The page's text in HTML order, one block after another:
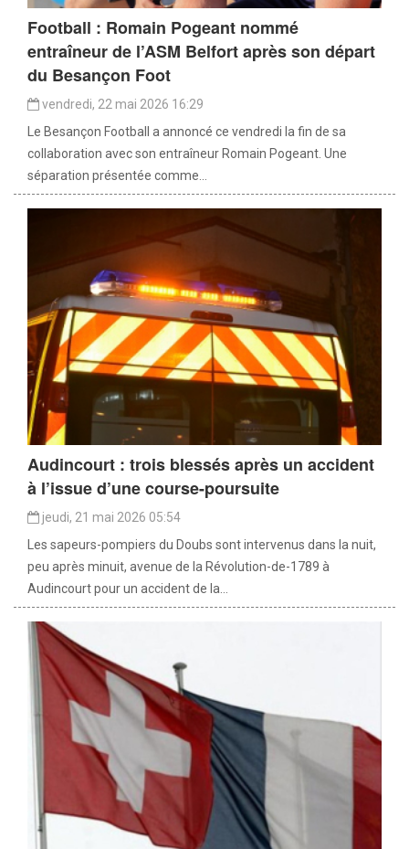
Football : Romain Pogeant nommé
entraîneur de l’ASM Belfort après son départ
du Besançon Foot
vendredi, 22 mai 2026 16:29
Le Besançon Football a annoncé ce vendredi la fin de sa
collaboration avec son entraîneur Romain Pogeant. Une
séparation présentée comme...
Audincourt : trois blessés après un accident
à l’issue d’une course-poursuite
jeudi, 21 mai 2026 05:54
Les sapeurs-pompiers du Doubs sont intervenus dans la nuit,
peu après minuit, avenue de la Révolution-de-1789 à
Audincourt pour un accident de la...